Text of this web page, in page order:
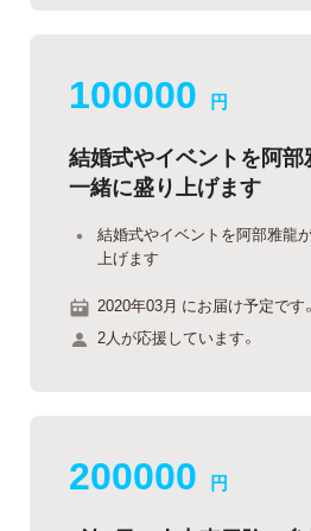
100000 円
結婚式やイベントを阿
一緒に盛り上げます
結婚式やイベントを阿部雅龍
上げます
2020年03月 にお届け予定です。
2人が応援しています。
200000 円